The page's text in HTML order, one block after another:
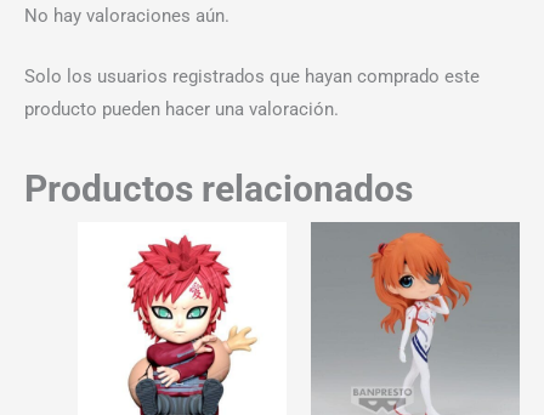
No hay valoraciones aún.
Solo los usuarios registrados que hayan comprado este
producto pueden hacer una valoración.
Productos relacionados